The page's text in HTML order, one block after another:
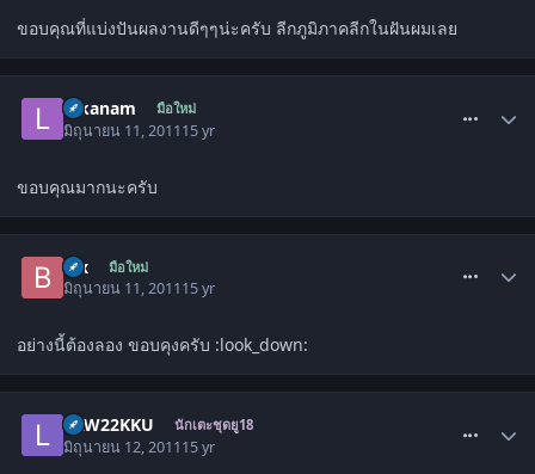
ขอบคุณที่แบ่งปันผลงานดีๆๆน่ะครับ ลีกภูมิภาคลีกในฝันผมเลย
lukanam มือใหม่
มิถุนายน 11, 201115 yr
ขอบคุณมากนะครับ
Bix มือใหม่
มิถุนายน 11, 201115 yr
อย่างนี้ต้องลอง ขอบคุงครับ :look_down:
LAW22KKU นักเตะชุดยู18
มิถุนายน 12, 201115 yr